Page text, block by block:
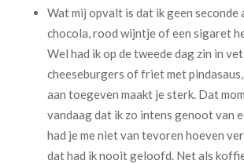
Wat mij opvalt is dat ik geen seconde
chocola, rood wijntje of een sigaret
Wel had ik op de tweede dag zin in
cheeseburgers of friet met
aan toegeven maakt je sterk. Dat
vandaag dat ik zo intens genoot van
had je me niet van tevoren hoeven
dat had ik nooit geloofd. Net als